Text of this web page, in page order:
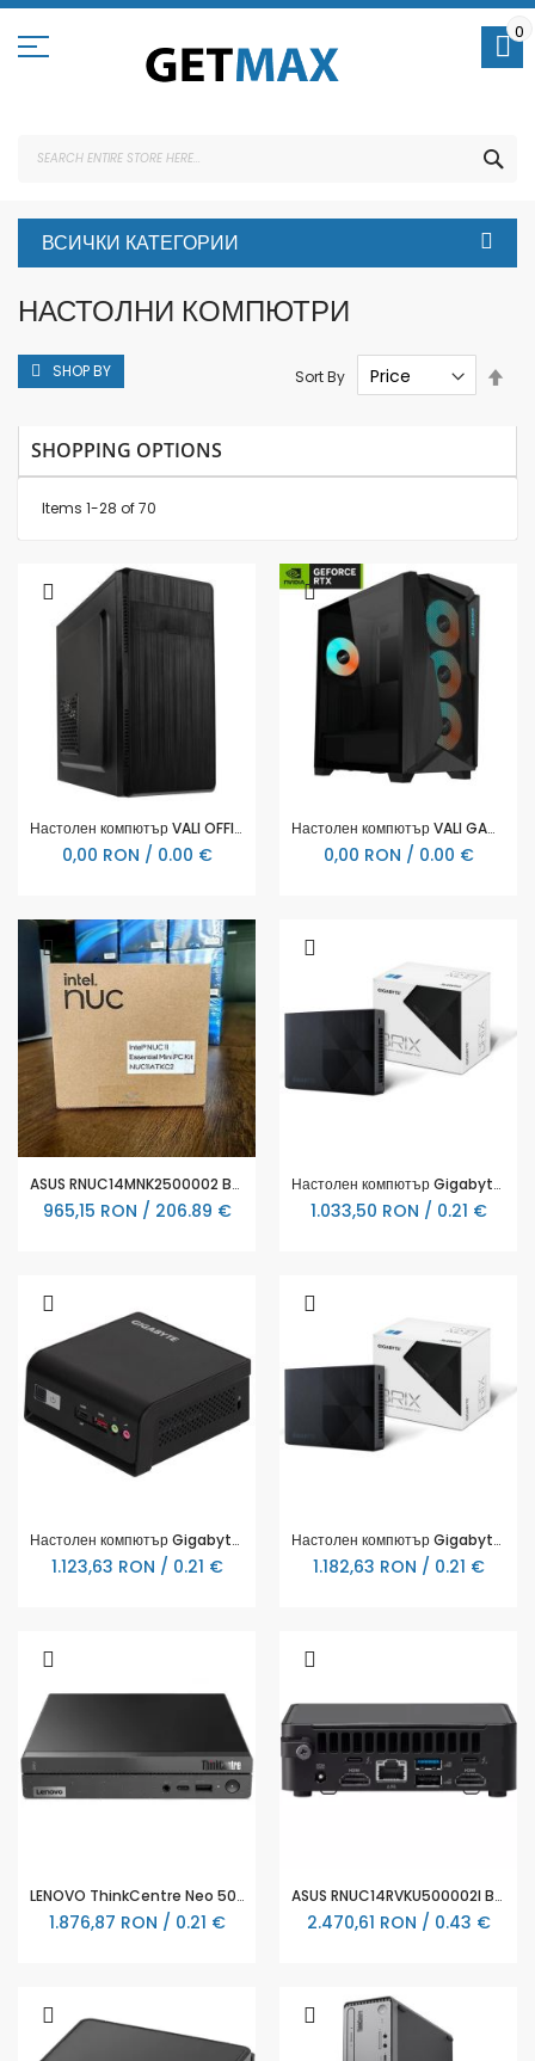
Skip
Content
0
ВСИЧКИ КАТЕГОРИИ
НАСТОЛНИ КОМПЮТРИ
Items 1-28 of70
Sort By
Настолен компютър VALI OFFICE PREMIUM PLUS i7
0,00 RON / 0.00 €
Настолен компютър VALI GAMING AMD RYZEN 7 9700X GEFORCE RTX5070
0,00 RON / 0.00 €
ASUS RNUC14MNK2500002 Barebone Essential Intel N250 Kit L6 EU cord - 90AR00M2-M00030
965,15 RON / 206.89 €
Настолен компютър Gigabyte BNIP-N100, 1 x SO-DIMM DDR4, 2x M.2 SSD, WI-FI 6E + BT 5.2
1.033,50 RON / 0.21 €
Настолен компютър Gigabyte Brix Intel Processor N250, 1 x SO-DIMM DDR5, 1 x M.2 SSD
1.123,63 RON / 0.21 €
Настолен компютър Gigabyte Brix Intel Processor N200, 1 x SO-DIMM DDR4, 1 x M.2 SSD + WiFi 6
1.182,63 RON / 0.21 €
LENOVO ThinkCentre Neo 50q G4 Intel Core i3-1215U 8GB DDR4 256GB SSD M.2 UMA 2X2AX + - 12LN004BBL
1.876,87 RON / 0.21 €
ASUS RNUC14RVKU500002I Barebone Intel Core Ultra 5 125H Slim Kit L6 EU Cord - 90AR0062-M00090
2.470,61 RON / 0.43 €
SHOP BY
SHOPPING OPTIONS